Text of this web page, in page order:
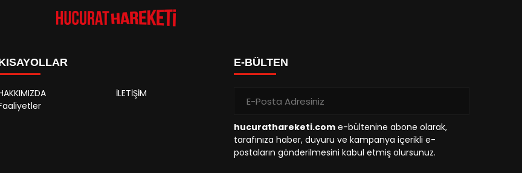
İLETİŞİM
E-BÜLTEN
hucurathareketi.com e-bültenine abone olarak,
tarafınıza haber, duyuru ve kampanya içerikli e-
postaların gönderilmesini kabul etmiş olursunuz.